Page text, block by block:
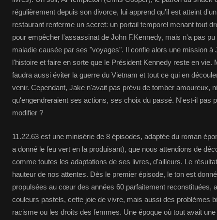
régulièrement depuis son divorce, lui apprend qu'il est atteint
restaurant renferme un secret: un portail temporel menant tout
pour empêcher l'assassinat de John F.Kennedy, mais n'a pas
maladie causée par ses "voyages". Il confie alors une mission à
l'histoire et faire en sorte que le Président Kennedy reste en vie.
faudra aussi éviter la guerre du Vietnam et tout ce qui en
venir. Cependant, Jake n'avait pas prévu de tomber amoureux,
qu'engendreraient ses actions, ses choix du passé. N'est-il pas
modifier ?
11.22.63 est une minisérie de 8 épisodes, adaptée du roman
a donné le feu vert en la produisant), que nous attendions de
comme toutes les adaptations de ses livres, d'ailleurs. Le
hauteur de nos attentes. Dès le premier épisode, le ton est
propulsées au cœur des années 60 parfaitement reconstituées,
couleurs pastels, cette joie de vivre, mais aussi des problèmes
racisme ou les droits des femmes. Une époque où tout avait